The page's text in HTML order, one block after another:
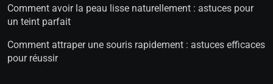
Comment avoir la peau lisse naturellement : astuces pour
un teint parfait
Comment attraper une souris rapidement : astuces efficaces
pour réussir